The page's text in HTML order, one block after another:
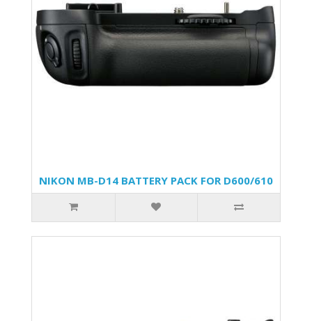
NIKON MB-D14 BATTERY PACK FOR D600/610